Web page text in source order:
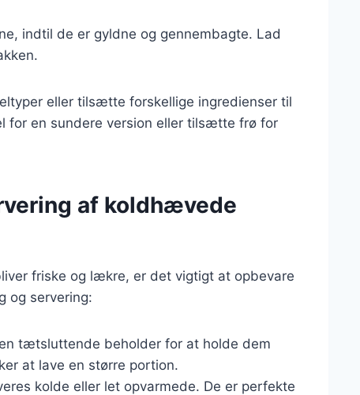
indtil de er gyldne og gennembagte. Lad
eller tilsætte forskellige ingredienser til
for en sundere version eller tilsætte frø for
af koldhævede
friske og lækre, er det vigtigt at opbevare
og servering:
tætsluttende beholder for at holde dem
at lave en større portion.
kolde eller let opvarmede. De er perfekte